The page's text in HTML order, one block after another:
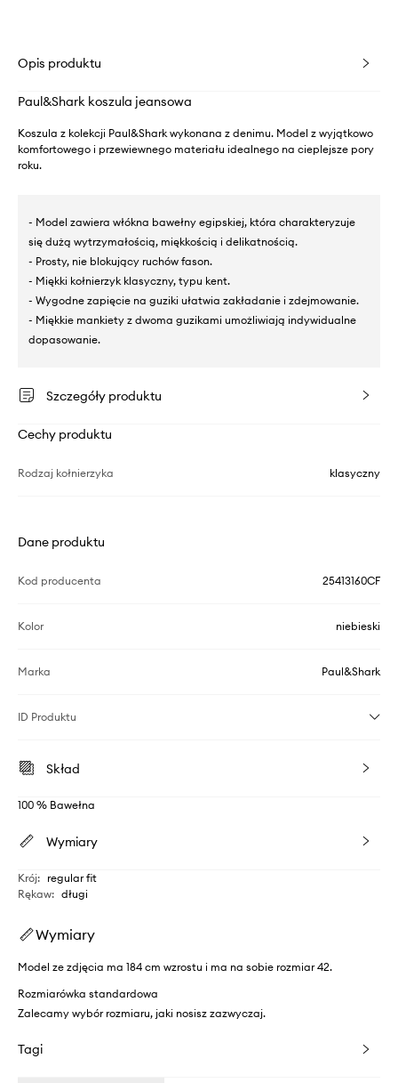
Opis produktu
Paul&Shark koszula jeansowa
Koszula z kolekcji Paul&Shark wykonana z denimu. Model z wyjątkowo
komfortowego i przewiewnego materiału idealnego na cieplejsze pory
roku.
- Model zawiera włókna bawełny egipskiej, która charakteryzuje
się dużą wytrzymałością, miękkością i delikatnością.
- Prosty, nie blokujący ruchów fason.
- Miękki kołnierzyk klasyczny, typu kent.
- Wygodne zapięcie na guziki ułatwia zakładanie i zdejmowanie.
- Miękkie mankiety z dwoma guzikami umożliwiają indywidualne
dopasowanie.
Szczegóły produktu
Cechy produktu
Rodzaj kołnierzyka klasyczny
Dane produktu
Kod producenta 25413160CF
Kolor niebieski
Marka Paul&Shark
ID Produktu
Skład
100 % Bawełna
Wymiary
Krój: regular fit
Rękaw: długi
Wymiary
Model ze zdjęcia ma 184 cm wzrostu i ma na sobie rozmiar 42.
Rozmiarówka standardowa
Zalecamy wybór rozmiaru, jaki nosisz zazwyczaj.
Tagi